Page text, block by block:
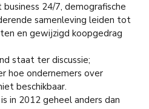
24/7, demografische
samenleving leiden tot
en gewijzigd koopgedrag
staat ter discussie;
hoe ondernemers over
beschikbaar.
in 2012 geheel anders dan